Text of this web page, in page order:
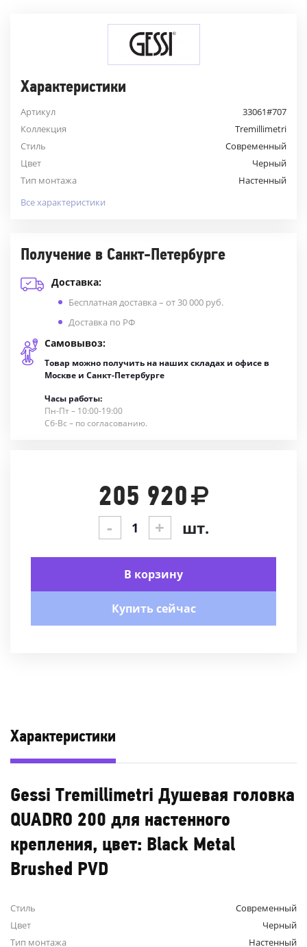
Характеристики
Артикул
33061#707
Коллекция
Tremillimetri
Стиль
Современный
Цвет
Черный
Тип монтажа
Настенный
Все характеристики
Получение в Санкт-Петербурге
Доставка:
Бесплатная доставка – от 30 000 руб.
Доставка по РФ
Самовывоз:
Товар можно получить на наших складах и офисе в
Москве и Санкт-Петербурге
Часы работы:
Пн-Пт – 10:00-19:00
Сб-Вс – по согласованию.
205 920
- + шт.
В корзину
Купить сейчас
Характеристики
Gessi Tremillimetri Душевая головка
QUADRO 200 для настенного
крепления, цвет: Black Metal
Brushed PVD
Стиль
Современный
Цвет
Черный
Тип монтажа
Настенный